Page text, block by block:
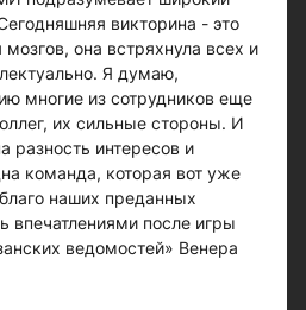
викторина - это
она встряхнула всех и
Я думаю,
многие из сотрудников еще
их сильные стороны. И
разность интересов и
команда, которая вот уже
наших преданных
впечатлениями после игры
ведомостей» Венера